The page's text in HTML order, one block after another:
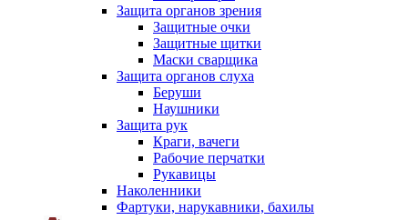
Защита органов зрения
Защитные очки
Защитные щитки
Маски сварщика
Защита органов слуха
Беруши
Наушники
Защита рук
Краги, вачеги
Рабочие перчатки
Рукавицы
Наколенники
Фартуки, нарукавники, бахилы